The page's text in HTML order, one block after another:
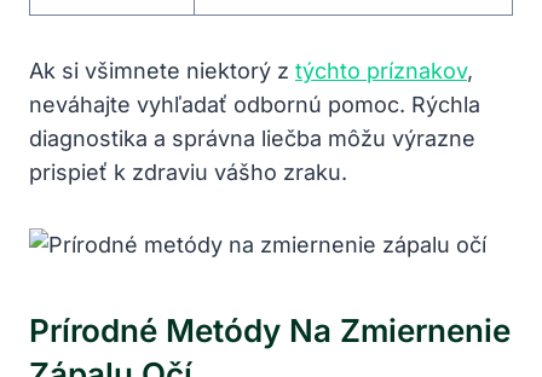
Ak​ si⁢ všimnete niektorý​ z ‌ týchto príznakov,
neváhajte​ vyhľadať odbornú ⁢pomoc. Rýchla​
diagnostika⁢ a správna⁢ liečba môžu výrazne
prispieť ⁣k⁢ zdraviu vášho⁤ zraku.
Prírodné Metódy Na⁢ Zmiernenie